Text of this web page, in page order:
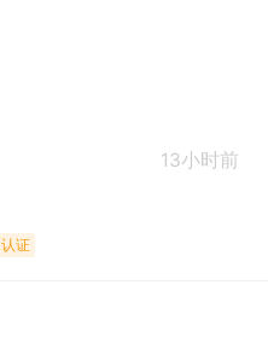
13小时前
认证